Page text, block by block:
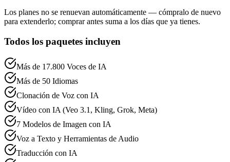
Los planes no se renuevan automáticamente — cómpralo de nuevo
para extenderlo; comprar antes suma a los días que ya tienes.
Todos los paquetes incluyen
Más de 17.800 Voces de IA
Más de 50 Idiomas
Clonación de Voz con IA
Vídeo con IA (Veo 3.1, Kling, Grok, Meta)
7 Modelos de Imagen con IA
Voz a Texto y Herramientas de Audio
Traducción con IA